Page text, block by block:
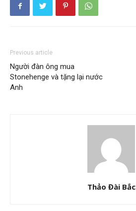
Previous article
Người đàn ông mua
Stonehenge và tặng lại nước
Anh
Thảo Đài Bắc